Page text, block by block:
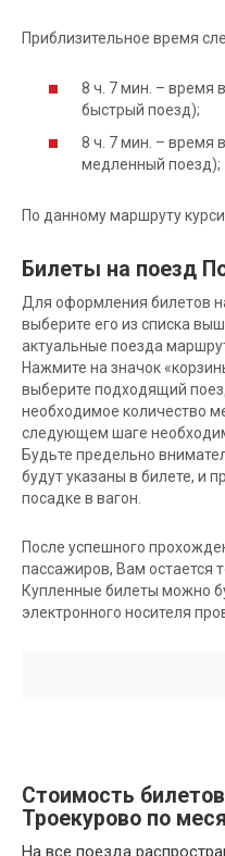
Приблизительное время
8 ч. 7 мин. – время
быстрый поезд);
8 ч. 7 мин. – время
медленный поезд);
По данному маршруту
Билеты на поезд
Для оформления билетов
выберите его из списка
актуальные поезда
Нажмите на значок
выберите подходящий
необходимое количество
следующем шаге
Будьте предельно
будут указаны в билете, и
посадке в вагон.
После успешного
пассажиров, Вам остается
Купленные билеты можно
электронного носителя
Стоимость
Троекурово по
На все поезда